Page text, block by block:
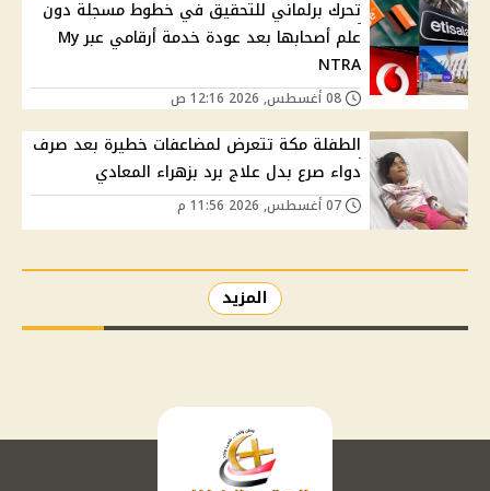
تحرك برلماني للتحقيق في خطوط مسجلة دون
علم أصحابها بعد عودة خدمة أرقامي عبر My
NTRA
الطفلة مكة تتعرض لمضاعفات خطيرة بعد صرف
دواء صرع بدل علاج برد بزهراء المعادي
المزيد